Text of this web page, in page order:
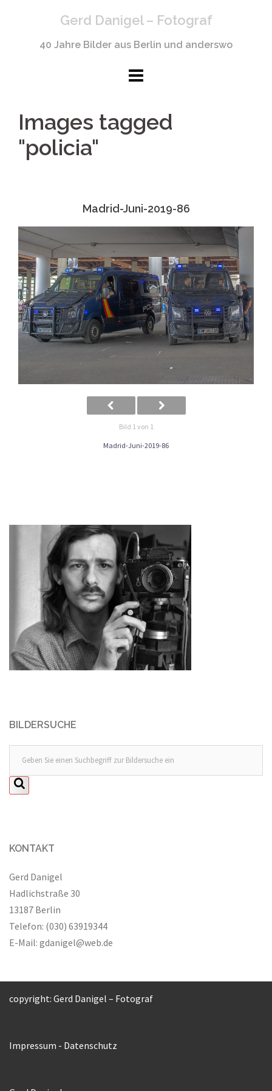
Gerd Danigel – Fotograf
40 Jahre Bilder aus Berlin und anderswo
Images tagged
"policia"
Madrid-Juni-2019-86
Bild 1 von 1
Madrid-Juni-2019-86
BILDERSUCHE
KONTAKT
Gerd Danigel
Hadlichstraße 30
13187 Berlin
Telefon: (030) 63919344
E-Mail: gdanigel@web.de
copyright: Gerd Danigel – Fotograf
Impressum - Datenschutz